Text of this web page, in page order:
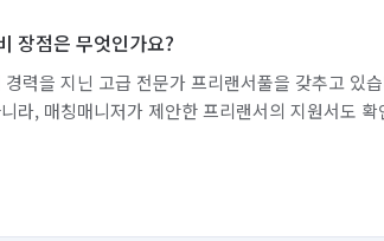
장점은 무엇인가요?
경력을 지닌 고급 전문가 프리랜서풀을 갖추고 있
라, 매칭매니저가 제안한 프리랜서의 지원서도